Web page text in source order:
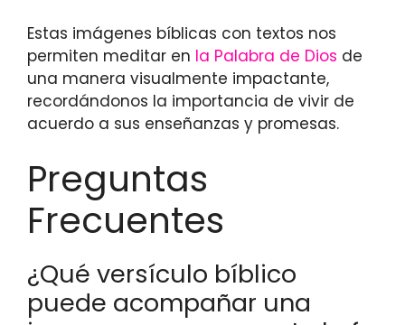
Estas imágenes bíblicas con textos nos
permiten meditar en la Palabra de Dios de
una manera visualmente impactante,
recordándonos la importancia de vivir de
acuerdo a sus enseñanzas y promesas.
Preguntas
Frecuentes
¿Qué versículo bíblico
puede acompañar una